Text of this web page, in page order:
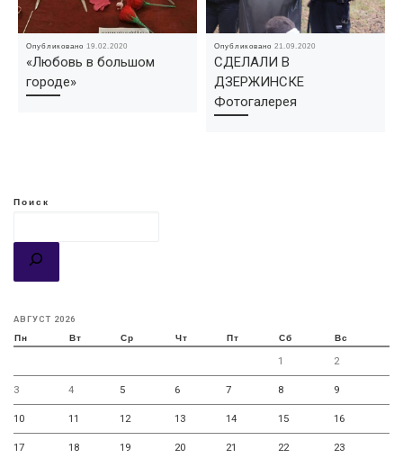
Опубликовано19.02.2020
«Любовь в большом
городе»
Опубликовано21.09.2020
СДЕЛАЛИ В
ДЗЕРЖИНСКЕ
Фотогалерея
Поиск
АВГУСТ 2026
Пн
Вт Ср Чт Пт Сб Вс
1 2
3 4 5 6 7 8 9
10 11 12 13 14 15 16
17 18 19 20 21 22 23